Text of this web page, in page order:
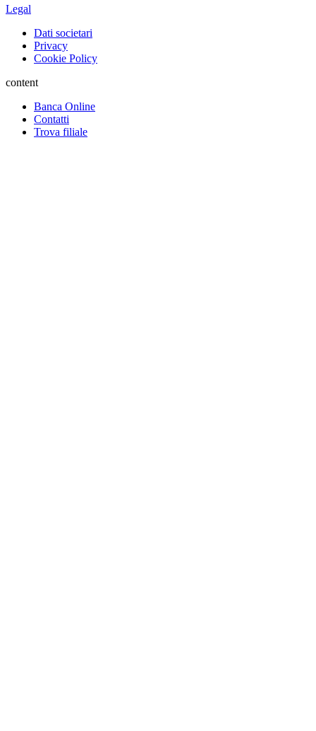
Legal
Dati societari
Privacy
Cookie Policy
content
Banca Online
Contatti
Trova filiale